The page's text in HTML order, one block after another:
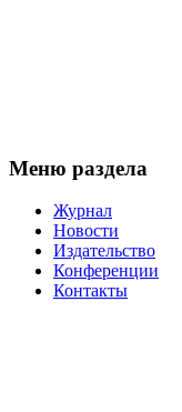
Меню раздела
Журнал
Новости
Издательство
Конференции
Контакты